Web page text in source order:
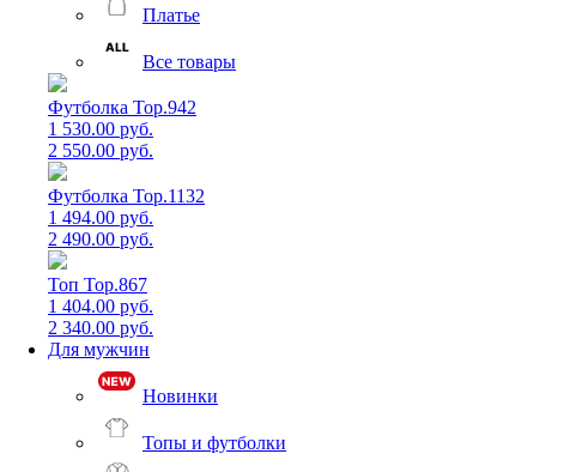
Платье
Все товары
Футболка Top.942
1 530.00 руб.
2 550.00 руб.
Футболка Top.1132
1 494.00 руб.
2 490.00 руб.
Топ Top.867
1 404.00 руб.
2 340.00 руб.
Для мужчин
Новинки
Топы и футболки